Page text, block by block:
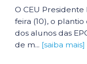
O CEU
feira (10), o
dos alunos das
de m... [saiba mais]